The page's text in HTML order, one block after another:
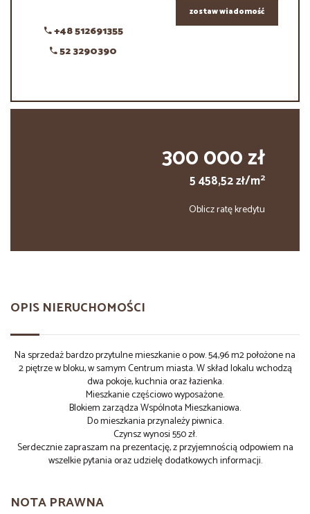
+48 512691355
52 3290390
zostaw wiadomość
300 000 zł
5 458,52 zł/m2
Oblicz ratę kredytu
OPIS NIERUCHOMOŚCI
Na sprzedaż bardzo przytulne mieszkanie o pow. 54,96 m2 położone na
2 piętrze w bloku, w samym Centrum miasta. W skład lokalu wchodzą
dwa pokoje, kuchnia oraz łazienka.
Mieszkanie częściowo wyposażone.
Blokiem zarządza Wspólnota Mieszkaniowa.
Do mieszkania przynależy piwnica.
Czynsz wynosi 550 zł.
Serdecznie zapraszam na prezentację, z przyjemnością odpowiem na
wszelkie pytania oraz udzielę dodatkowych informacji.
NOTA PRAWNA